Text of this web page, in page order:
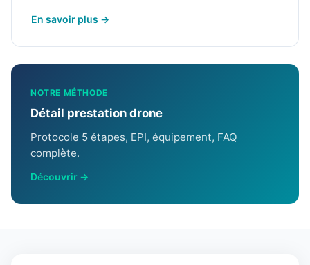
En savoir plus →
NOTRE MÉTHODE
Détail prestation drone
Protocole 5 étapes, EPI, équipement, FAQ
complète.
Découvrir →